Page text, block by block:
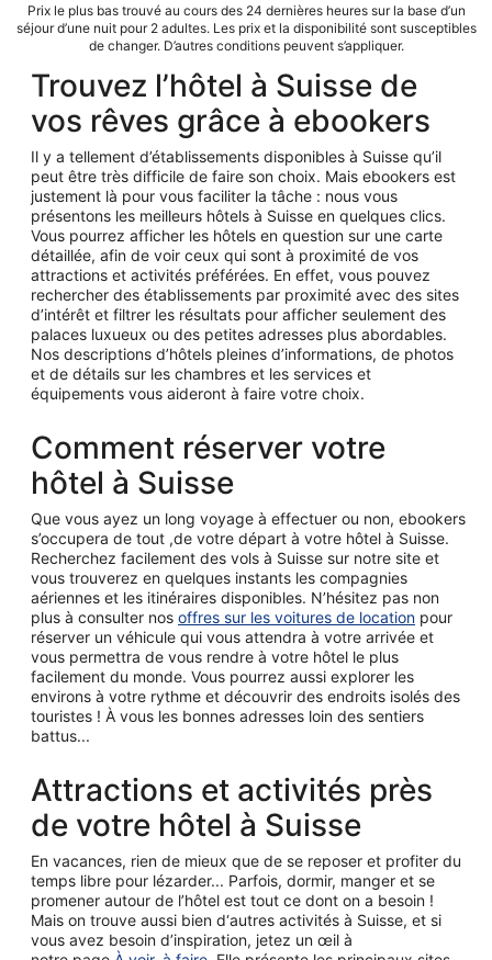
Prix le plus bas trouvé au cours des 24 dernières heures sur la base d’un
séjour d’une nuit pour 2 adultes. Les prix et la disponibilité sont susceptibles
de changer. D’autres conditions peuvent s’appliquer.
Trouvez l’hôtel à Suisse de
vos rêves grâce à ebookers
Il y a tellement d’établissements disponibles à Suisse qu’il
peut être très difficile de faire son choix. Mais ebookers est
justement là pour vous faciliter la tâche : nous vous
présentons les meilleurs hôtels à Suisse en quelques clics.
Vous pourrez afficher les hôtels en question sur une carte
détaillée, afin de voir ceux qui sont à proximité de vos
attractions et activités préférées. En effet, vous pouvez
rechercher des établissements par proximité avec des sites
d’intérêt et filtrer les résultats pour afficher seulement des
palaces luxueux ou des petites adresses plus abordables.
Nos descriptions d’hôtels pleines d’informations, de photos
et de détails sur les chambres et les services et
équipements vous aideront à faire votre choix.
Comment réserver votre
hôtel à Suisse
Que vous ayez un long voyage à effectuer ou non, ebookers
s’occupera de tout ,de votre départ à votre hôtel à Suisse.
Recherchez facilement des vols à Suisse sur notre site et
vous trouverez en quelques instants les compagnies
aériennes et les itinéraires disponibles. N’hésitez pas non
plus à consulter nos offres sur les voitures de location pour
réserver un véhicule qui vous attendra à votre arrivée et
vous permettra de vous rendre à votre hôtel le plus
facilement du monde. Vous pourrez aussi explorer les
environs à votre rythme et découvrir des endroits isolés des
touristes ! À vous les bonnes adresses loin des sentiers
battus...
Attractions et activités près
de votre hôtel à Suisse
En vacances, rien de mieux que de se reposer et profiter du
temps libre pour lézarder... Parfois, dormir, manger et se
promener autour de l’hôtel est tout ce dont on a besoin !
Mais on trouve aussi bien d‘autres activités à Suisse, et si
vous avez besoin d’inspiration, jetez un œil à